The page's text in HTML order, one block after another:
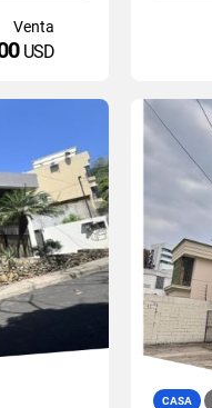
Venta
USD
CASA